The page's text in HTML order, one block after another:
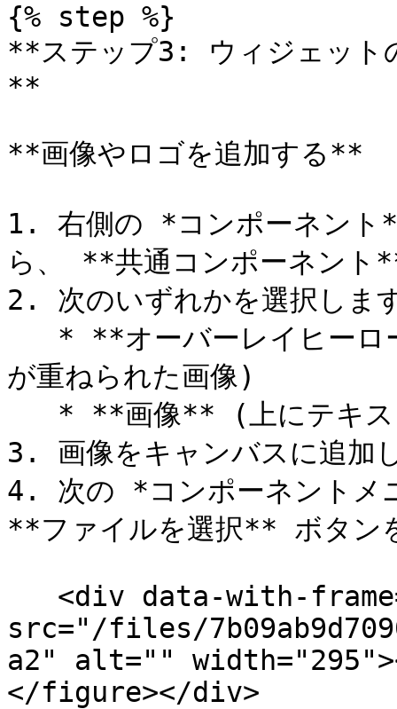
{% step %}
**ステップ3: ウィジェット
**
**画像やロゴを追加する**
1. 右側の *コンポーネン
ら、 **共通コンポーネント
2. 次のいずれかを選択しま
が重ねられた画像)
3. 画像をキャンバスに追加
4. 次の *コンポーネント
**ファイルを選択** ボタン
src="/files/
a2" alt=""
</figure></div>